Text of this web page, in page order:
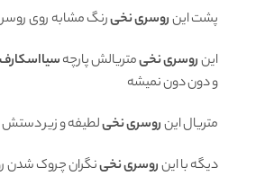
پشت اینروسری نخیرنگ مشابه روی
اینروسری نخیمتریالش پارچهسیااسکارف
و دون دون نمیشه
متریال اینروسری نخیلطیفه و زیر دستش
دیگه با اینروسری نخینگران چروک شدن